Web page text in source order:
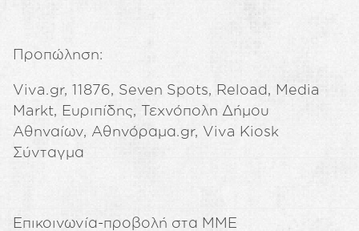
Προπώληση:
Viva.gr, 11876, Seven Spots, Reload, Media
Markt, Ευριπίδης, Τεχνόπολη Δήμου
Αθηναίων, Αθηνόραμα.gr, Viva Kiosk
Σύνταγμα
Επικοινωνία-προβολή στα ΜΜΕ